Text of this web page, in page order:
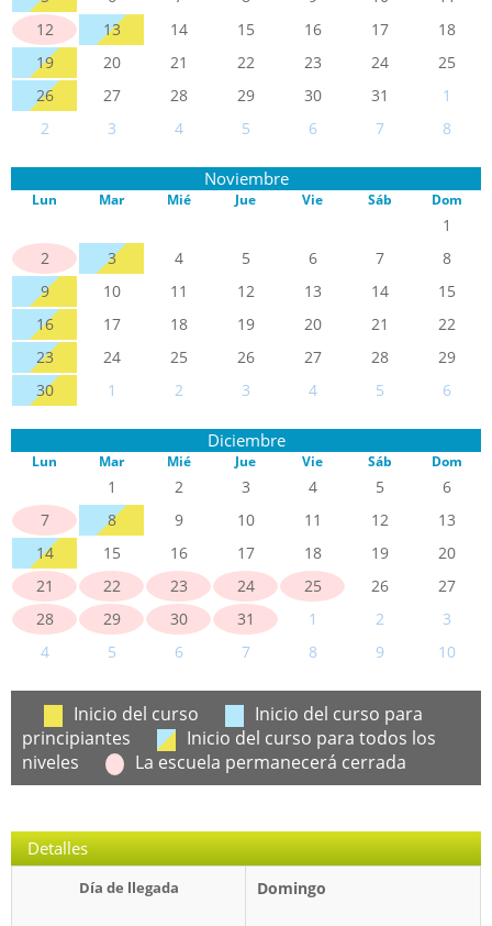
12
13 14 15 16 17
18
19
20 21 22 23 24
25
26
27 28 29 30 31
1
2
3 4 5 6 7 8
Noviembre
Lun Mar Mié Jue Vie Sáb Dom
1
2
3 4 5 6 7
8
9
10 11 12 13 14
15
16
17 18 19 20 21
22
23
24 25 26 27 28
29
30
1 2 3 4 5 6
Diciembre
Lun Mar Mié Jue Vie Sáb Dom
1 2 3 4 5
6
7
8 9 10 11 12
13
14
15 16 17 18 19
20
21
22 23 24 25 26
27
28
29 30 31 1 2
3
4
5 6 7 8 9 10
Inicio del curso
Inicio del curso para
principiantes
Inicio del curso para todos los
niveles
La escuela permanecerá cerrada
Detalles
Día de llegada Domingo